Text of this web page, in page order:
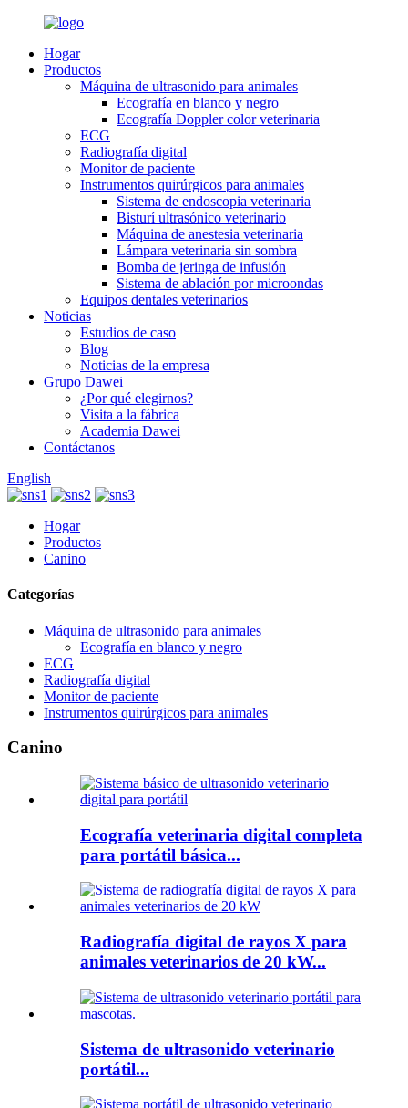
Hogar
Productos
Máquina de ultrasonido para animales
Ecografía en blanco y negro
Ecografía Doppler color veterinaria
ECG
Radiografía digital
Monitor de paciente
Instrumentos quirúrgicos para animales
Sistema de endoscopia veterinaria
Bisturí ultrasónico veterinario
Máquina de anestesia veterinaria
Lámpara veterinaria sin sombra
Bomba de jeringa de infusión
Sistema de ablación por microondas
Equipos dentales veterinarios
Noticias
Estudios de caso
Blog
Noticias de la empresa
Grupo Dawei
¿Por qué elegirnos?
Visita a la fábrica
Academia Dawei
Contáctanos
English
Hogar
Productos
Canino
Categorías
Máquina de ultrasonido para animales
Ecografía en blanco y negro
ECG
Radiografía digital
Monitor de paciente
Instrumentos quirúrgicos para animales
Canino
Ecografía veterinaria digital completa
para portátil básica...
Radiografía digital de rayos X para
animales veterinarios de 20 kW...
Sistema de ultrasonido veterinario
portátil...